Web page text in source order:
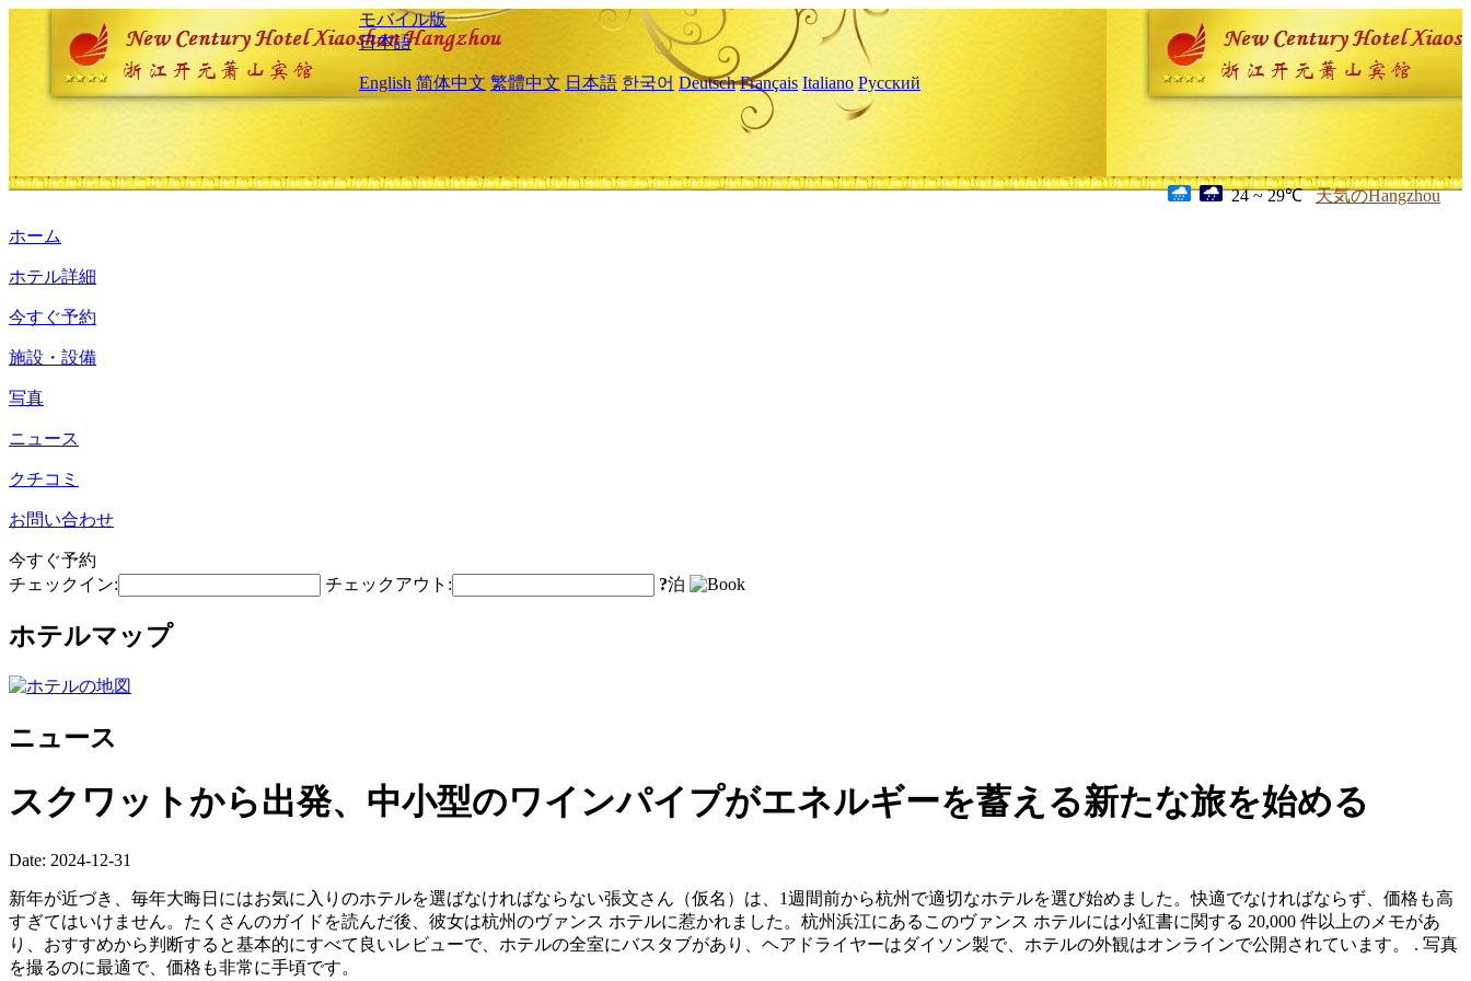
モバイル版
日本語
English 简体中文 繁體中文 日本語 한국어 Deutsch Français Italiano Русский
24 ~ 29℃ 天気のHangzhou
ホーム
ホテル詳細
今すぐ予約
施設・設備
写真
ニュース
クチコミ
お問い合わせ
今すぐ予約
チェックイン:
チェックアウト: ?泊
ホテルマップ
ニュース
スクワットから出発、中小型のワインパイプがエネルギーを蓄える新たな旅を始める
Date: 2024-12-31
新年が近づき、毎年大晦日にはお気に入りのホテルを選ばなければならない張文さん（仮名）は、1週間前から杭州で適切なホテルを選び始めました。快適でなければならず、価格も高
すぎてはいけません。たくさんのガイドを読んだ後、彼女は杭州のヴァンス ホテルに惹かれました。杭州浜江にあるこのヴァンス ホテルには小紅書に関する 20,000 件以上のメモがあ
り、おすすめから判断すると基本的にすべて良いレビューで、ホテルの全室にバスタブがあり、ヘアドライヤーはダイソン製で、ホテルの外観はオンラインで公開されています。 . 写真
を撮るのに最適で、価格も非常に手頃です。